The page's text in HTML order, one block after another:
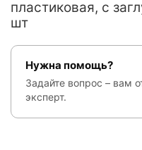
пластиковая, с
шт
Нужна помощь?
Задайте вопрос – вам
эксперт.